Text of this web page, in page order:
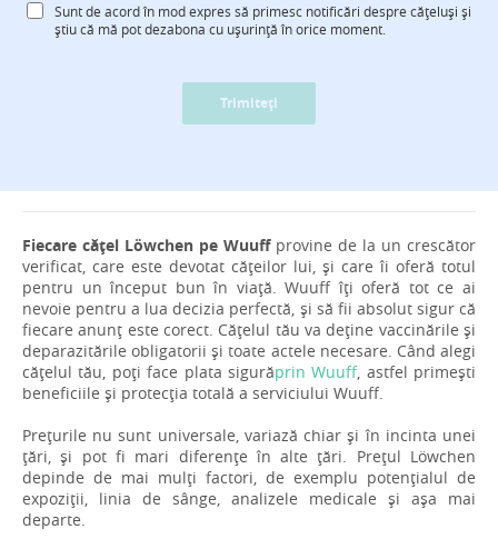
Sunt de acord în mod expres să primesc notificări despre cățeluși și
știu că mă pot dezabona cu ușurință în orice moment.
Trimiteți
Fiecare cățel Löwchen pe Wuuffprovine de la un crescător
verificat, care este devotat cățeilor lui, și care îi oferă totul
pentru un început bun în viață. Wuuff îți oferă tot ce ai
nevoie pentru a lua decizia perfectă, și să fii absolut sigur că
fiecare anunț este corect. Cățelul tău va deține vaccinările și
deparazitările obligatorii și toate actele necesare. Când alegi
cățelul tău, poți face plata sigurăprin Wuuff, astfel primești
beneficiile și protecția totală a serviciului Wuuff.
Prețurile nu sunt universale, variază chiar și în incinta unei
țări, și pot fi mari diferențe în alte țări. Prețul Löwchen
depinde de mai mulți factori, de exemplu potențialul de
expoziții, linia de sânge, analizele medicale și așa mai
departe.